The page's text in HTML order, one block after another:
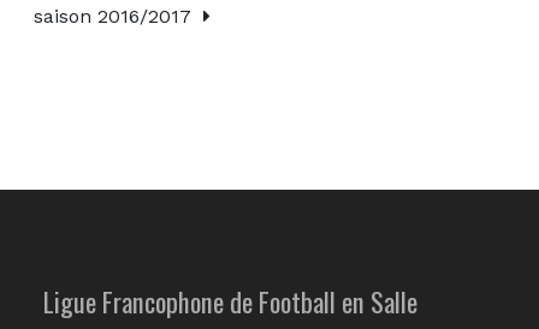
saison 2016/2017
Ligue Francophone de Football en Salle